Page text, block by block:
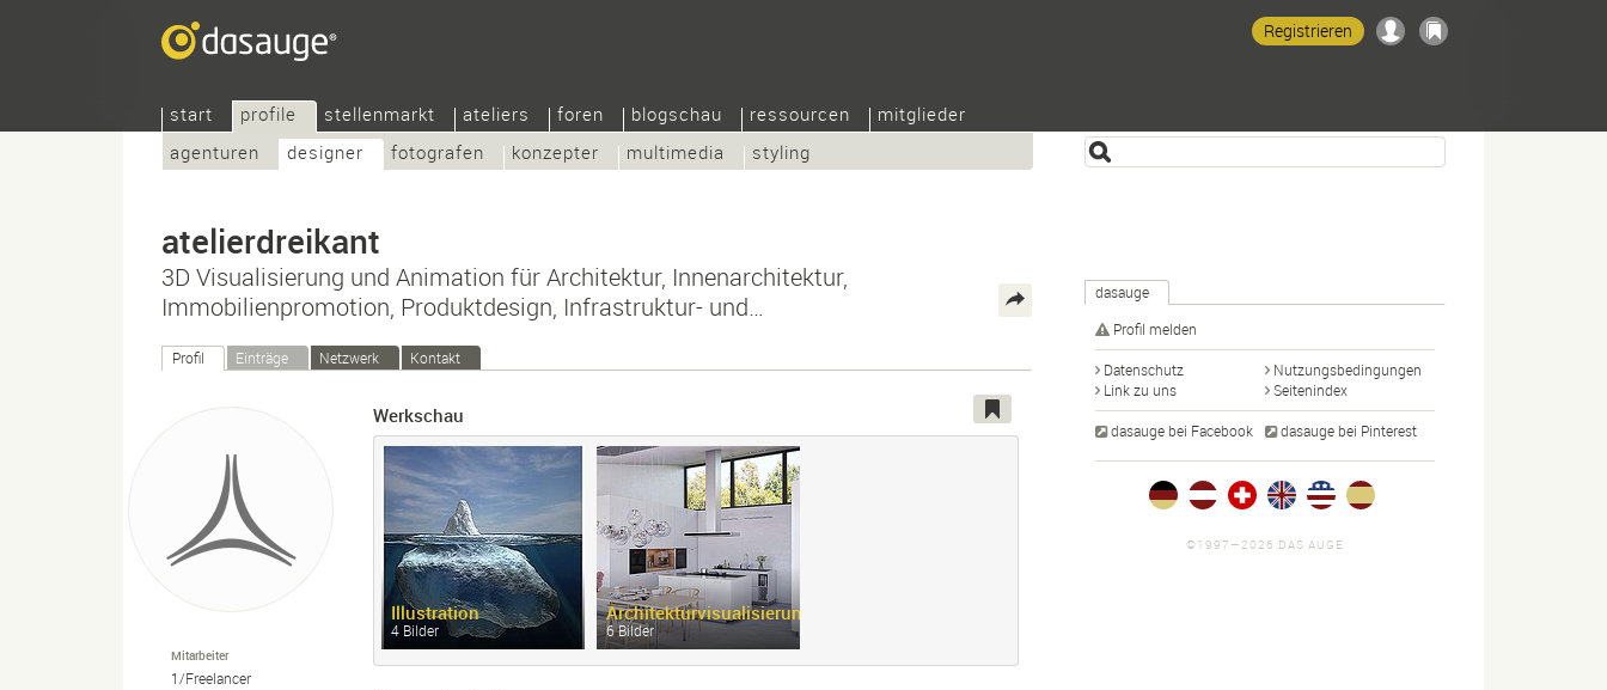
start
profile
agenturen
designer fotografen konzepter multimedia styling
stellenmarkt ateliers foren blogschau ressourcen mitglieder
Registrieren
atelierdreikant
3D Visualisierung und Animation für Architektur, Innenarchitektur,
Immobilienpromotion, Produktdesign, Infrastruktur- und…
Profil Einträge Netzwerk Kontakt
Mitarbeiter
1/Freelancer
Werkschau
Illustration
4 Bilder
Architekturvisualisierung
6 Bilder
dasauge
Profil melden
Datenschutz
Nutzungsbedingungen
Link zu uns
Seitenindex
dasauge bei Facebook dasauge bei Pinterest
©1997—2026 DAS AUGE